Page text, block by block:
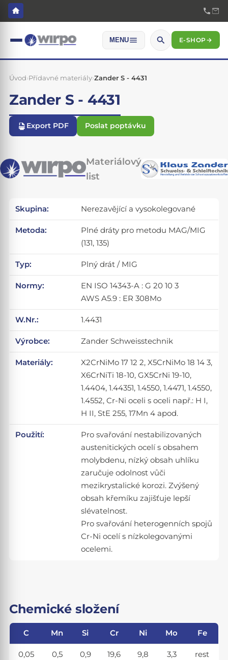
MENU E-SHOP→
Úvod›Přídavné materiály›Zander S - 4431
Zander S - 4431
Export PDF Poslat poptávku
Materiálový
list
Skupina: Nerezavějící a vysokolegované
Metoda:
Plné dráty pro metodu MAG/MIG
(131, 135)
Typ: Plný drát / MIG
Normy:
EN ISO 14343-A : G 20 10 3
AWS A5.9 : ER 308Mo
W.Nr.: 1.4431
Výrobce: Zander Schweisstechnik
Materiály:
X2CrNiMo 17 12 2, X5CrNiMo 18 14 3,
X6CrNiTi 18-10, GX5CrNi 19-10,
1.4404, 1.44351, 1.4550, 1.4471, 1.4550,
1.4552, Cr-Ni oceli s oceli např.: H I,
H II, StE 255, 17Mn 4 apod.
Použití:
Pro svařování nestabilizovaných
austenitických ocelí s obsahem
molybdenu, nízký obsah uhlíku
zaručuje odolnost vůči
mezikrystalické korozi. Zvýšený
obsah křemíku zajišťuje lepší
slévatelnost.
Pro svařování heterogenních spojů
Cr-Ni ocelí s nízkolegovanými
ocelemi.
Chemické složení
C Mn Si Cr Ni Mo Fe
0,05 0,5 0,9 19,6 9,8 3,3 rest